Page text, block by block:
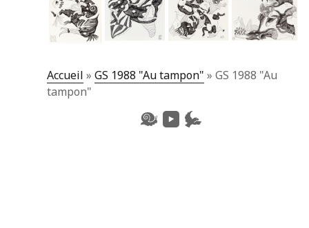
Accueil »GS 1988 "Au tampon" »GS 1988 "Au
tampon"